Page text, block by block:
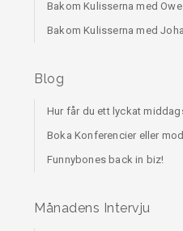
Bakom Kulisserna med
Bakom Kulisserna med
Blog
Hur får du ett lyckat
Boka Konferencier eller
Funnybones back in biz!
Månadens Intervju